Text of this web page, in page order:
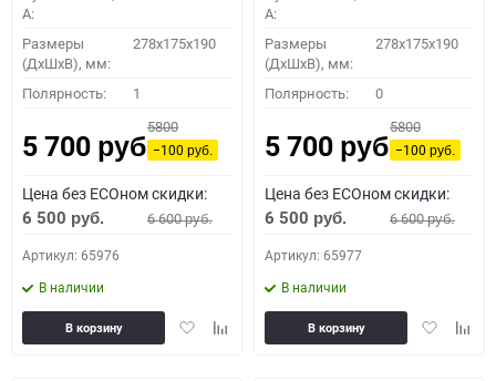
A:
Размеры
(ДхШхВ), мм:
278x175x190
Полярность: 1
5 700 руб.
5800
−100руб.
Цена без ECOном скидки:
6 500 руб. 6 600руб.
Артикул: 65976
В наличии
ДобавитьДобавить
В корзину
A:
Размеры
(ДхШхВ), мм:
278x175x190
Полярность: 0
5 700 руб.
5800
−100руб.
Цена без ECOном скидки:
6 500 руб. 6 600руб.
Артикул: 65977
В наличии
Добавить
В корзину